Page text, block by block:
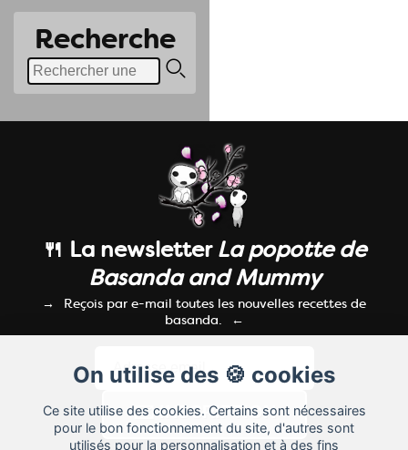
Recherche
On utilise des 🍪 cookies
Ce site utilise des cookies. Certains sont nécessaires
pour le bon fonctionnement du site, d'autres sont
utilisés pour la personnalisation et à des fins
🍴 La newsletterLa popotte de
Basanda and Mummy
Reçois par e-mail toutes les nouvelles recettes de
basanda.